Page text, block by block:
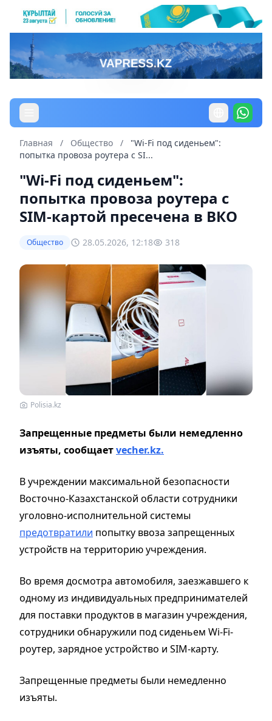
Главная / Общество /
"Wi-Fi под сиденьем":
попытка провоза роутера с SI...
"Wi-Fi под сиденьем":
попытка провоза роутера с
SIM-картой пресечена в ВКО
Общество 28.05.2026, 12:18 318
Polisia.kz
Запрещенные предметы были немедленно
изъяты, сообщаетvecher.kz.
В учреждении максимальной безопасности
Восточно-Казахстанской области сотрудники
уголовно-исполнительной системы
предотвратили попытку ввоза запрещенных
устройств на территорию учреждения.
Во время досмотра автомобиля, заезжавшего к
одному из индивидуальных предпринимателей
для поставки продуктов в магазин учреждения,
сотрудники обнаружили под сиденьем Wi-Fi-
роутер, зарядное устройство и SIM-карту.
Запрещенные предметы были немедленно
изъяты.